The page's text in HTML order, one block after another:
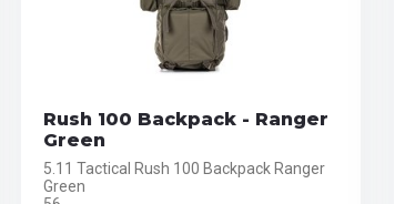
Rush 100 Backpack - Ranger
Green
5.11 Tactical Rush 100 Backpack Ranger
Green